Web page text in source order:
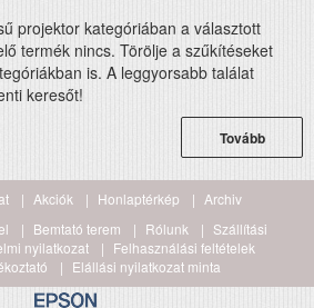
projektor kategóriában a választott
termék nincs. Törölje a szűkítéseket
is. A leggyorsabb találat
keresőt!
Tovább
Akciók Honlaptérkép
Archiv
Bemtató terem Rólunk
Szállítási
nyilatkozat
Felhasználási feltételek
Elállási nyilatkozat minta